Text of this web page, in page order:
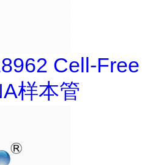
Cell-Free
样本管